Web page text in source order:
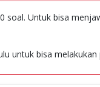
soal. Untuk bisa
untuk bisa